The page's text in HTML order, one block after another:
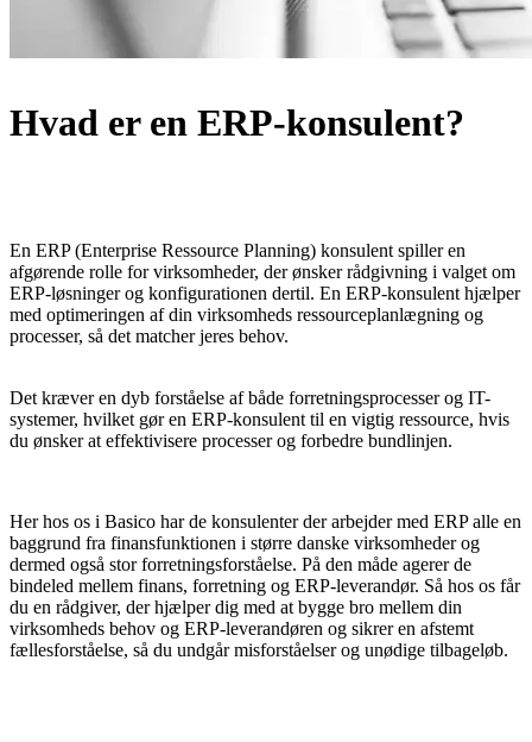
Hvad er en ERP-konsulent?
En ERP (Enterprise Ressource Planning) konsulent spiller en
afgørende rolle for virksomheder, der ønsker rådgivning i valget om
ERP-løsningerog konfigurationen dertil. En ERP-konsulent hjælper
med optimeringen af din virksomheds ressourceplanlægning og
processer, så det matcher jeres behov.
Det kræver en dyb forståelse af både forretningsprocesser og IT-
systemer, hvilket gør en ERP-konsulent til en vigtig ressource, hvis
du ønsker at effektivisere processer og forbedre bundlinjen.
Her hos os i Basico har de konsulenter der arbejder med ERP alle en
baggrund fra finansfunktionen i større danske virksomheder og
dermed også stor forretningsforståelse. På den måde agerer de
bindeled mellem finans, forretning og ERP-leverandør. Så hos os får
du en rådgiver, der hjælper dig med at bygge bro mellem din
virksomheds behov og ERP-leverandøren og sikrer en afstemt
fællesforståelse, så du undgår misforståelser og unødige tilbageløb.